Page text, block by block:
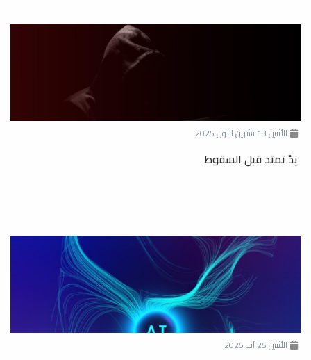
الأثنين 13 تشرين الاول 2025
يدٌ تمتد قبل السقوط
الأثنين 25 آب 2025